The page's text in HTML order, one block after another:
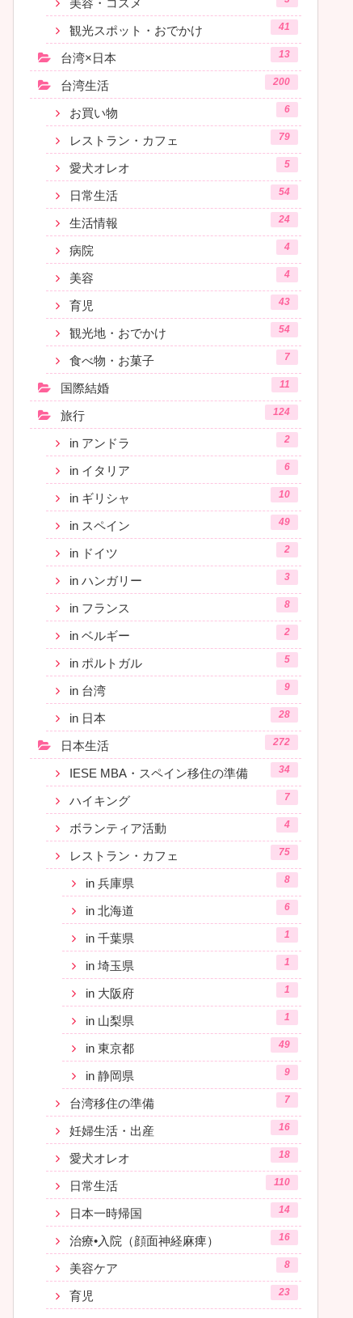
観光スポット・おでかけ 41
台湾×日本 13
台湾生活 200
お買い物 6
レストラン・カフェ 79
愛犬オレオ 5
日常生活 54
生活情報 24
病院 4
美容 4
育児 43
観光地・おでかけ 54
食べ物・お菓子 7
国際結婚 11
旅行 124
in アンドラ 2
in イタリア 6
in ギリシャ 10
in スペイン 49
in ドイツ 2
in ハンガリー 3
in フランス 8
in ベルギー 2
in ポルトガル 5
in 台湾 9
in 日本 28
日本生活 272
IESE MBA・スペイン移住の準備 34
ハイキング 7
ボランティア活動 4
レストラン・カフェ 75
in 兵庫県 8
in 北海道 6
in 千葉県 1
in 埼玉県 1
in 大阪府 1
in 山梨県 1
in 東京都 49
in 静岡県 9
台湾移住の準備 7
妊婦生活・出産 16
愛犬オレオ 18
日常生活 110
日本一時帰国 14
治療•入院（顔面神経麻痺） 16
美容ケア 8
育児 23